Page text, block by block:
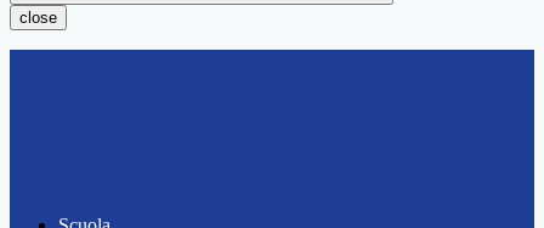
close